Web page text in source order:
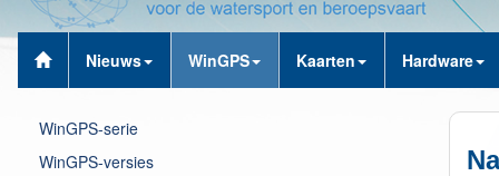
Nieuws WinGPS Kaarten Hardware
WinGPS-serie
WinGPS-versies